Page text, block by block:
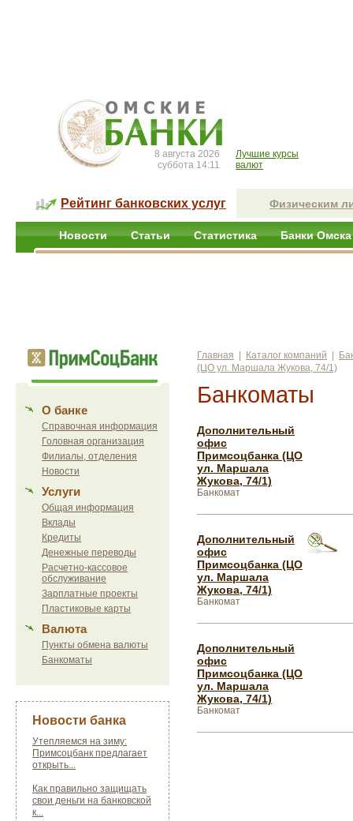
8 августа 2026
суббота 14:11
Лучшие курсы
валют
Рейтинг банковских услуг Физическим
Новости Статьи Статистика Банки Омска
О банке
Справочная информация
Головная организация
Филиалы, отделения
Новости
Услуги
Общая информация
Вклады
Кредиты
Денежные переводы
Расчетно-кассовое
обслуживание
Зарплатные проекты
Пластиковые карты
Валюта
Пункты обмена валюты
Банкоматы
Новости банка
Утепляемся на зиму:
Примсоцбанк предлагает
открыть...
Как правильно защищать
свои деньги на банковской
к...
Главная Каталог компаний
(ЦО ул. Маршала Жукова, 74/1)
Банкоматы
Дополнительный
офис
Примсоцбанка (ЦО
ул. Маршала
Жукова, 74/1)
Банкомат
Дополнительный
офис
Примсоцбанка (ЦО
ул. Маршала
Жукова, 74/1)
Банкомат
Дополнительный
офис
Примсоцбанка (ЦО
ул. Маршала
Жукова, 74/1)
Банкомат